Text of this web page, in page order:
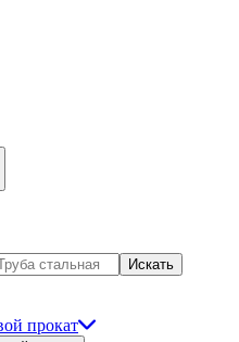
Искать
прокат